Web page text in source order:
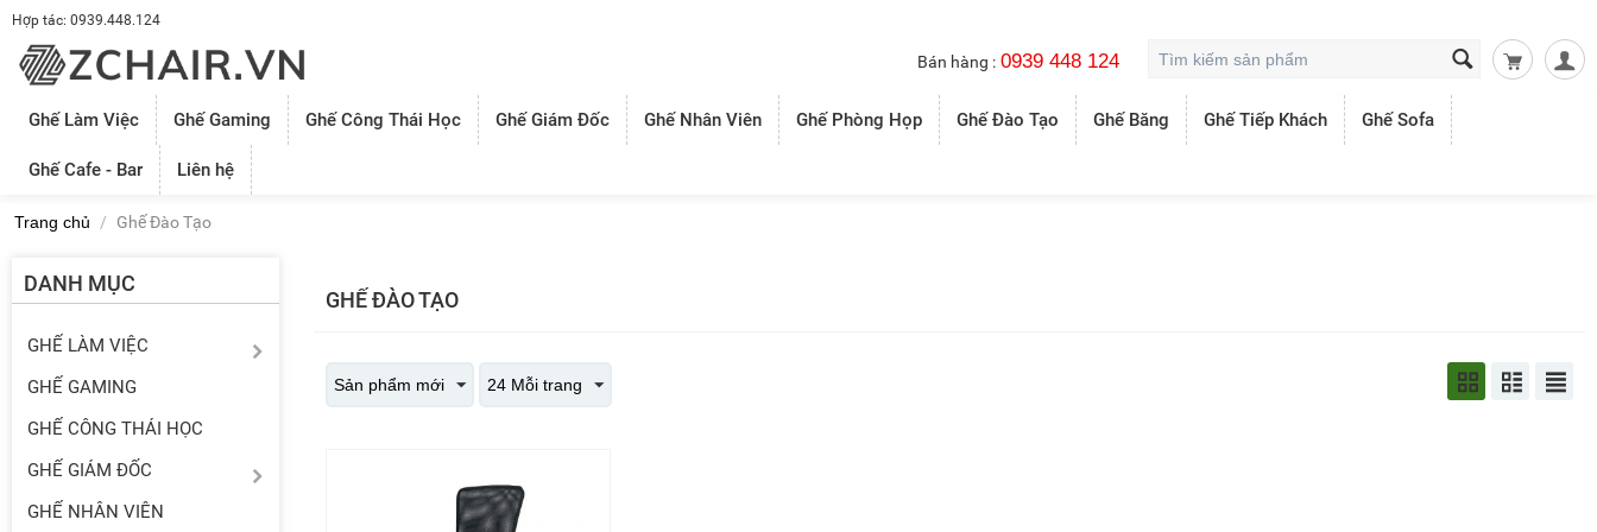
Hợp tác: 0939.448.124
Giỏ hàng
Bán hàng : 0939 448 124
Ghế Làm Việc Ghế Gaming Ghế Công Thái Học Ghế Giám Đốc Ghế Nhân Viên Ghế Phòng Họp Ghế Đào Tạo Ghế Băng Ghế Tiếp Khách Ghế Sofa
Ghế Cafe - Bar Liên hệ
Trang chủ / Ghế Đào Tạo
DANH MỤC
GHẾ LÀM VIỆC
GHẾ GAMING
GHẾ CÔNG THÁI HỌC
GHẾ GIÁM ĐỐC
GHẾ NHÂN VIÊN
GHẾ ĐÀO TẠO
Sản phẩm mới 24 Mỗi trang